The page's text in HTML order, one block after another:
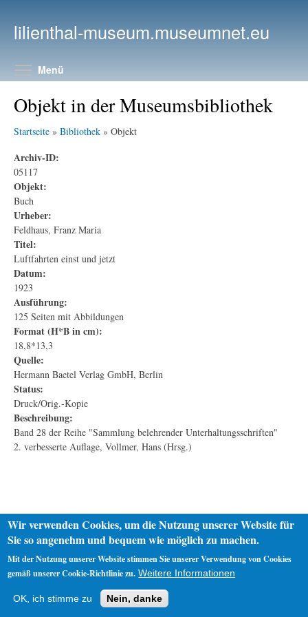
lilienthal-museum.museumnet.eu
Menü
Objekt in der Museumsbibliothek
Startseite » Bibliothek » Objekt
Archiv-ID:
05117
Objekt:
Buch
Urheber:
Feldhaus, Franz Maria
Titel:
Luftfahrten einst und jetzt
Datum:
1923
Ausführung:
125 Seiten mit Abbildungen
Format (H*B in cm):
18,8*13,3
Quelle:
Hermann Baetel Verlag GmbH, Berlin
Status:
Druck/Orig.-Kopie
Beschreibung:
Band 28 der Reihe "Sammlung belehrender Unterhaltungsschriften"
2. verbesserte Auflage, Vollmer, Hans (Hrsg.)
Impressum
Wir verwenden Cookies, um die Nutzung unserer Website für
Sie so angenehm und bequem wie möglich zu machen.
Mit der Nutzung unserer Website stimmen Sie unserer Verwendung von Cookies
gemäß unserer Cookie-Richtlinie zu. Weitere Informationen
OK, ich stimme zu Nein, danke